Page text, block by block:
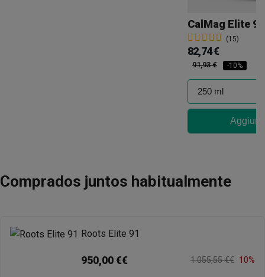
CalMag Elite 91
(15)
82,74 €
91,93 € -10%
Comprados juntos habitualmente
Roots Elite 91
950,00 €€ 1.055,55 €€ 10%